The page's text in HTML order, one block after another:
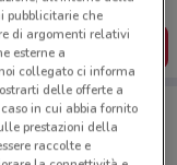
pubblicitarie che
di argomenti relativi
esterne a
collegato ci informa
delle offerte a
in cui abbia fornito
prestazioni della
raccolte e